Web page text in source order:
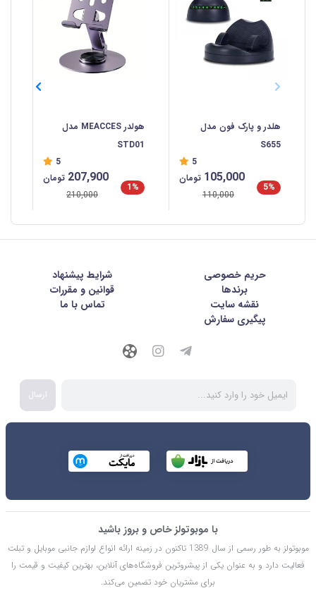
هلدر و پارک فون مدل
S655
5
5%
105,000 تومان
110,000
هولدر MEACCES مدل
STD01
5
1%
207,900 تومان
210,000
حریم خصوصی
شرايط پيشنهاد
برندها
قوانین و مقررات
نقشه سایت
تماس با ما
پیگیری سفارش
ارسال
با موبوتولز خاص و بروز باشید
موبوتولز به طور رسمی از سال 1389 تاکنون در زمینه ارائه انواع لوازم جانبی موبایل و تبلت
فعالیت دارد و به عنوان یکی از پیشروترین فروشگاه‌های آنلاین، بهترین کیفیت و قیمت را
برای مشتریان خود تضمین می‌کند.